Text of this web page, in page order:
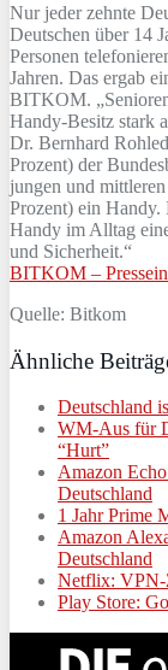
Nur jeder zehnte
Deutschen über 14
Personen
Jahren. Das ergab
BITKOM.
Handy-Besitz stark
Dr. Bernhard
Prozent) der
jungen und
Prozent) ein Handy.
Handy im Alltag
und Sicherheit.“
BITKOM –
Quelle: Bitkom
Ähnliche
Deutschland
WM-Aus für
“Hurt”
Amazon
Deutschland
1 Jahr Prime
Amazon
Deutschland
Netflix: VPN-
Play Store: